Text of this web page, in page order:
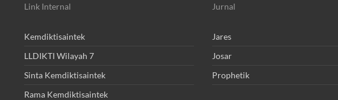
Link Internal
Kemdiktisaintek
LLDIKTI Wilayah 7
Sinta Kemdiktisaintek
Rama Kemdiktisaintek
Jurnal
Jares
Josar
Prophetik